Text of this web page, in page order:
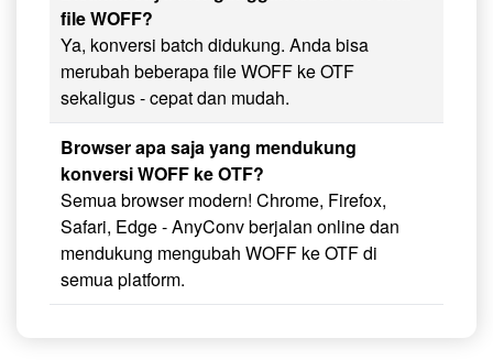
file WOFF?
Ya, konversi batch didukung. Anda bisa
merubah beberapa file WOFF ke OTF
sekaligus - cepat dan mudah.
Browser apa saja yang mendukung
konversi WOFF ke OTF?
Semua browser modern! Chrome, Firefox,
Safari, Edge - AnyConv berjalan online dan
mendukung mengubah WOFF ke OTF di
semua platform.